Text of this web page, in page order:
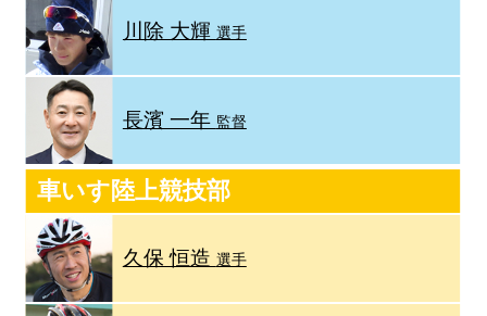
川除 大輝 選手
長濱 一年 監督
車いす陸上競技部
久保 恒造 選手